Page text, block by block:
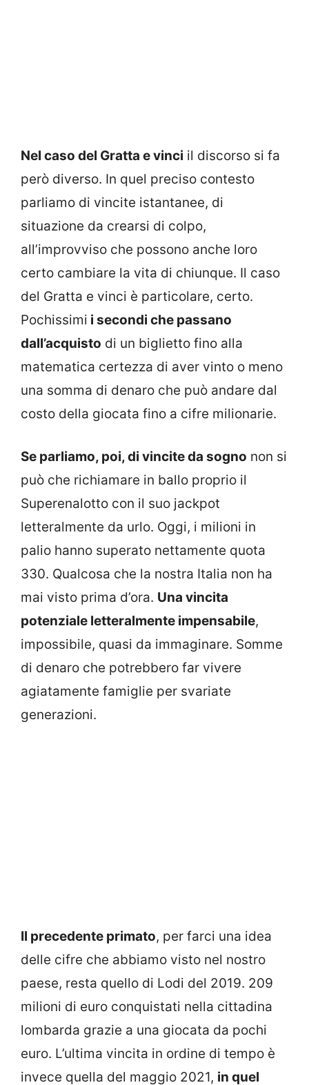
Nel caso del Gratta e vinci il discorso si fa
però diverso. In quel preciso contesto
parliamo di vincite istantanee, di
situazione da crearsi di colpo,
all’improvviso che possono anche loro
certo cambiare la vita di chiunque. Il caso
del Gratta e vinci è particolare, certo.
Pochissimi i secondi che passano
dall’acquisto di un biglietto fino alla
matematica certezza di aver vinto o meno
una somma di denaro che può andare dal
costo della giocata fino a cifre milionarie.
Se parliamo, poi, di vincite da sogno non si
può che richiamare in ballo proprio il
Superenalotto con il suo jackpot
letteralmente da urlo. Oggi, i milioni in
palio hanno superato nettamente quota
330. Qualcosa che la nostra Italia non ha
mai visto prima d’ora. Una vincita
potenziale letteralmente impensabile,
impossibile, quasi da immaginare. Somme
di denaro che potrebbero far vivere
agiatamente famiglie per svariate
generazioni.
Il precedente primato, per farci una idea
delle cifre che abbiamo visto nel nostro
paese, resta quello di Lodi del 2019. 209
milioni di euro conquistati nella cittadina
lombarda grazie a una giocata da pochi
euro. L’ultima vincita in ordine di tempo è
invece quella del maggio 2021, in quel